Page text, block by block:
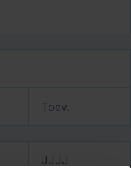
Toev.
JJJJ